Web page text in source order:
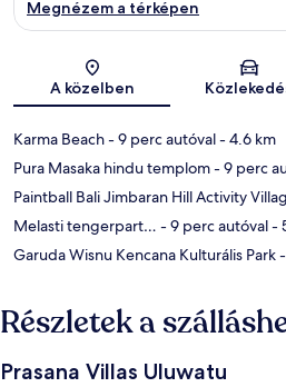
Megnézem a térképen
A közelben
Karma Beach- 9 perc autóval- 4.6 km
Pura Masaka hindu templom- 9 perc
Paintball Bali Jimbaran Hill Activity
Melasti tengerpart… - 9 perc autóval-
Garuda Wisnu Kencana Kulturális Park
Részletek a
Prasana Villas Uluwatu